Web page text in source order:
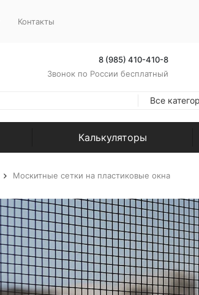
Контакты
8 (985) 410-410-8
Звонок по России бесплатный
Все
Калькуляторы
Москитные сетки на пластиковые окна